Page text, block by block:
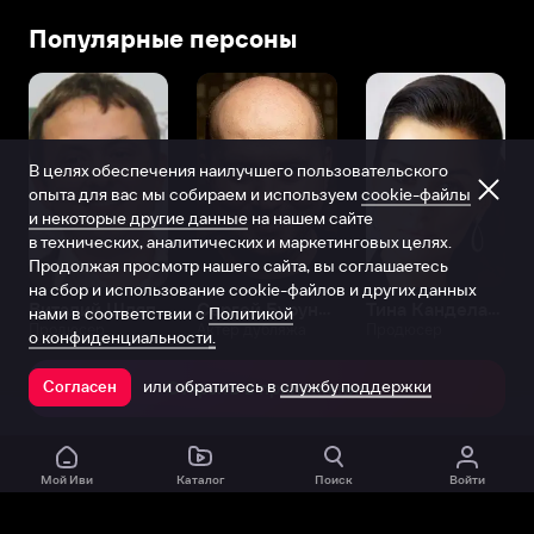
инженера
и
биолога
22
1965
года
в
Минске,
Белоруссии.
Уже
в
лет
маленького
увидел
ассистент
Популярные персоны
Виталий Шляппо
Продюсер Актёр дубляжа
Открыть в приложении
Мой Иви Каталог Поиск Войти
В целях обеспечения наилучшего пользовательского
опыта для вас мы собираем и используем cookie-файлы
и некоторые другие данные на нашем сайте
в технических, аналитических и маркетинговых целях.
Продолжая просмотр нашего сайта, вы соглашаетесь
на сбор и использование cookie-файлов и других данных
нами в соответствии с Политикой
о конфиденциальности.
Согласен или обратитесь в службу поддержки